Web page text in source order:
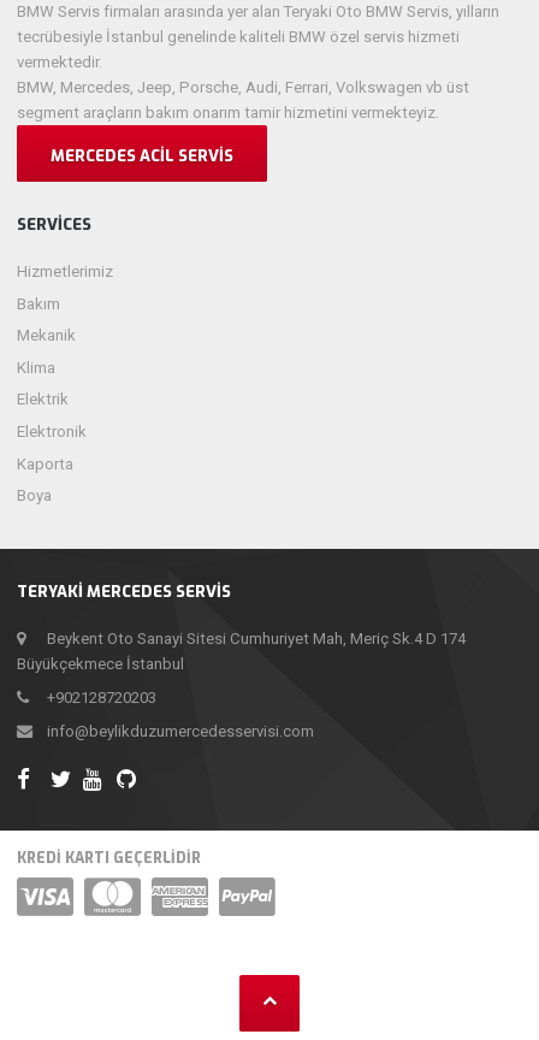
TERYAKI MERCEDES SERVIS
Beykent Oto Sanayi Sitesi Cumhuriyet Mah, Meriç Sk.4 D 174
Büyükçekmece İstanbul
+902128720203
info@beylikduzumercedesservisi.com
BMW Servis firmaları arasında yer alan Teryaki Oto BMW Servis, yılların
tecrübesiyle İstanbul genelinde kaliteli BMW özel servis hizmeti
vermektedir.
BMW, Mercedes, Jeep, Porsche, Audi, Ferrari, Volkswagen vb üst
segment araçların bakım onarım tamir hizmetini vermekteyiz.
MERCEDES ACIL SERVIS
SERVICES
Hizmetlerimiz
Bakım
Mekanik
Klima
Elektrik
Elektronik
Kaporta
Boya
KREDİ KARTI GEÇERLİDİR